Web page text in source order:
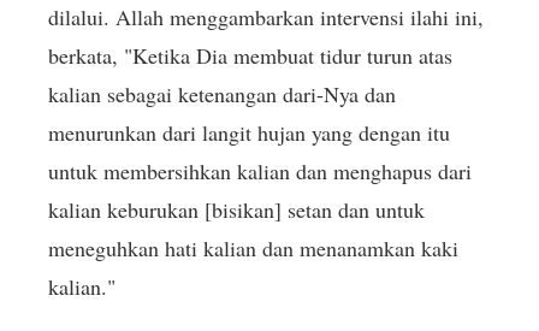
dilalui. Allah menggambarkan intervensi ilahi ini,
berkata, "Ketika Dia membuat tidur turun atas
kalian sebagai ketenangan dari-Nya dan
menurunkan dari langit hujan yang dengan itu
untuk membersihkan kalian dan menghapus dari
kalian keburukan [bisikan] setan dan untuk
meneguhkan hati kalian dan menanamkan kaki
kalian."